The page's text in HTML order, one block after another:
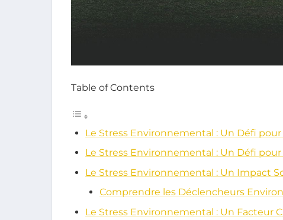
Table of Contents
Le Stress Environnemental : Un Défi
Le Stress Environnemental : Un Défi
Le Stress Environnemental : Un Impact
Comprendre les Déclencheurs
Le Stress Environnemental : Un Facteur